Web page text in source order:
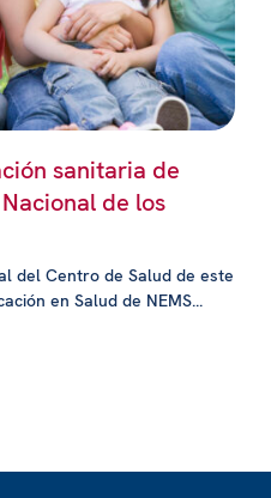
sanitaria de
de los
del Centro de Salud de este
en Salud de NEMS...